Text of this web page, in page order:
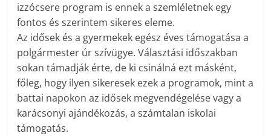
izzócsere program is ennek a szemléletnek egy
fontos és szerintem sikeres eleme.
Az idősek és a gyermekek egész éves támogatása a
polgármester úr szívügye. Választási időszakban
sokan támadják érte, de ki csinálná ezt másként,
főleg, hogy ilyen sikeresek ezek a programok, mint a
battai napokon az idősek megvendégelése vagy a
karácsonyi ajándékozás, a számtalan iskolai
támogatás.